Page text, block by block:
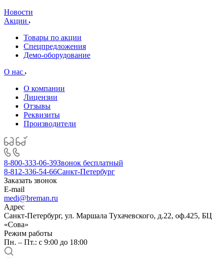
Новости
Акции
Товары по акции
Спецпредложения
Демо-оборудование
О нас
О компании
Лицензии
Отзывы
Реквизиты
Производители
8-800-333-06-39Звонок бесплатный
8-812-336-54-66Санкт-Петербург
Заказать звонок
E-mail
medi@breman.ru
Адрес
Санкт-Петербург, ул. Маршала Тухачевского, д.22, оф.425, БЦ
«Сова»
Режим работы
Пн. – Пт.: с 9:00 до 18:00